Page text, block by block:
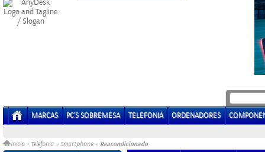
MARCAS PC'S SOBREMESA TELEFONIA ORDENADORES
Inicio > Telefonia » Smartphone » Reacondicionado